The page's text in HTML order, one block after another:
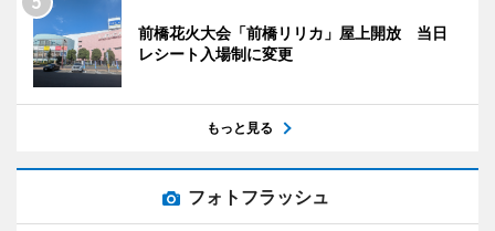
前橋花火大会「前橋リリカ」屋上開放 当日
レシート入場制に変更
もっと見る
フォトフラッシュ